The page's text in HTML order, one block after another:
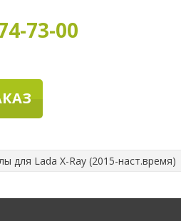
73-00
для Lada X-Ray (2015-наст.время)